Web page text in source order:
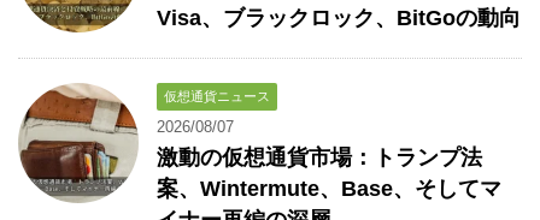
Visa、ブラックロック、BitGoの動向
仮想通貨ニュース
2026/08/07
激動の仮想通貨市場：トランプ法
案、Wintermute、Base、そしてマ